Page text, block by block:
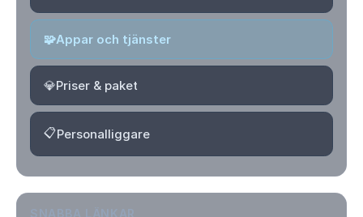
🧩Appar och tjänster
💎Priser & paket
📋Personalliggare